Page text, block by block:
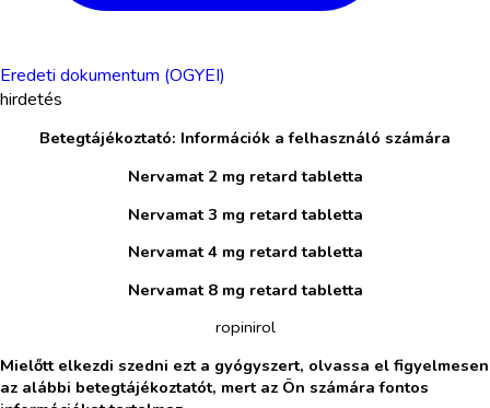
Eredeti dokumentum (OGYEI)
hirdetés
Betegtájékoztató: Információk a felhasználó számára
Nervamat 2 mg retard tabletta
Nervamat 3 mg retard tabletta
Nervamat 4 mg retard tabletta
Nervamat 8 mg retard tabletta
ropinirol
Mielőtt elkezdi szedni ezt a gyógyszert, olvassa el figyelmesen
az alábbi betegtájékoztatót, mert az Ön számára fontos